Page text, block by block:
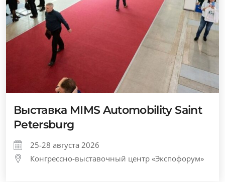
Выставка MIMS Automobility Saint
Petersburg
25-28 августа 2026
Конгрессно-выставочный центр «Экспофорум»